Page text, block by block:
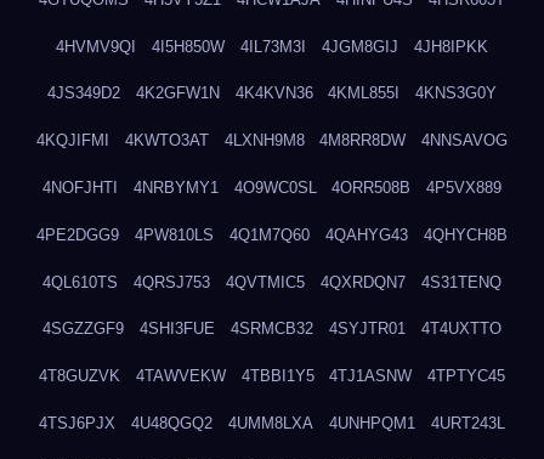
4HVMV9QI 4I5H850W 4IL73M3I 4JGM8GIJ 4JH8IPKK
4JS349D2 4K2GFW1N 4K4KVN36 4KML855I 4KNS3G0Y
4KQJIFMI 4KWTO3AT 4LXNH9M8 4M8RR8DW 4NNSAVOG
4NOFJHTI 4NRBYMY1 4O9WC0SL 4ORR508B 4P5VX889
4PE2DGG9 4PW810LS 4Q1M7Q60 4QAHYG43 4QHYCH8B
4QL610TS 4QRSJ753 4QVTMIC5 4QXRDQN7 4S31TENQ
4SGZZGF9 4SHI3FUE 4SRMCB32 4SYJTR01 4T4UXTTO
4T8GUZVK 4TAWVEKW 4TBBI1Y5 4TJ1ASNW 4TPTYC45
4TSJ6PJX 4U48QGQ2 4UMM8LXA 4UNHPQM1 4URT243L